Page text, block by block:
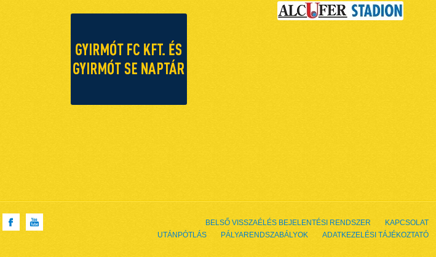
BELSŐ VISSZAÉLÉS BEJELENTÉSI RENDSZER
KAPCSOLAT
UTÁNPÓTLÁS
PÁLYARENDSZABÁLYOK ADATKEZELÉSI TÁJÉKOZTATÓ